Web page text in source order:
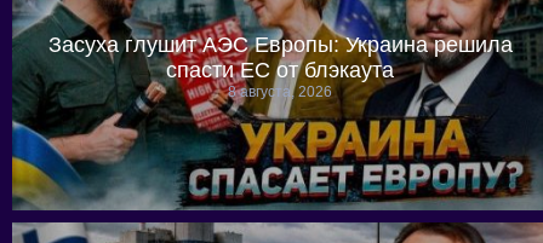
Засуха глушит АЭС Европы: Украина решила
спасти ЕС от блэкаута
8 августа, 2026